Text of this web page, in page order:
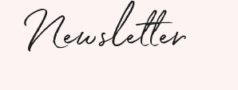
Newsletter